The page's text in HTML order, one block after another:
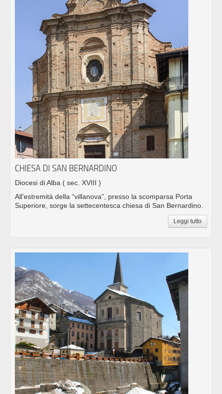
CHIESA DI SAN BERNARDINO
Diocesi di Alba ( sec. XVIII )
All’estremità della “villanova”, presso la scomparsa Porta
Superiore, sorge la settecentesca chiesa di San Bernardino.
Leggi tutto